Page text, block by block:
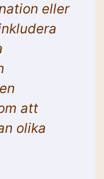
eller
att
olika